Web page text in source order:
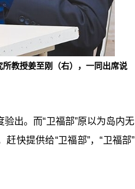
教授姜至刚（右），一同出席说
出。而“卫福部”原以为岛内无
快提供给“卫福部”，“卫福部”